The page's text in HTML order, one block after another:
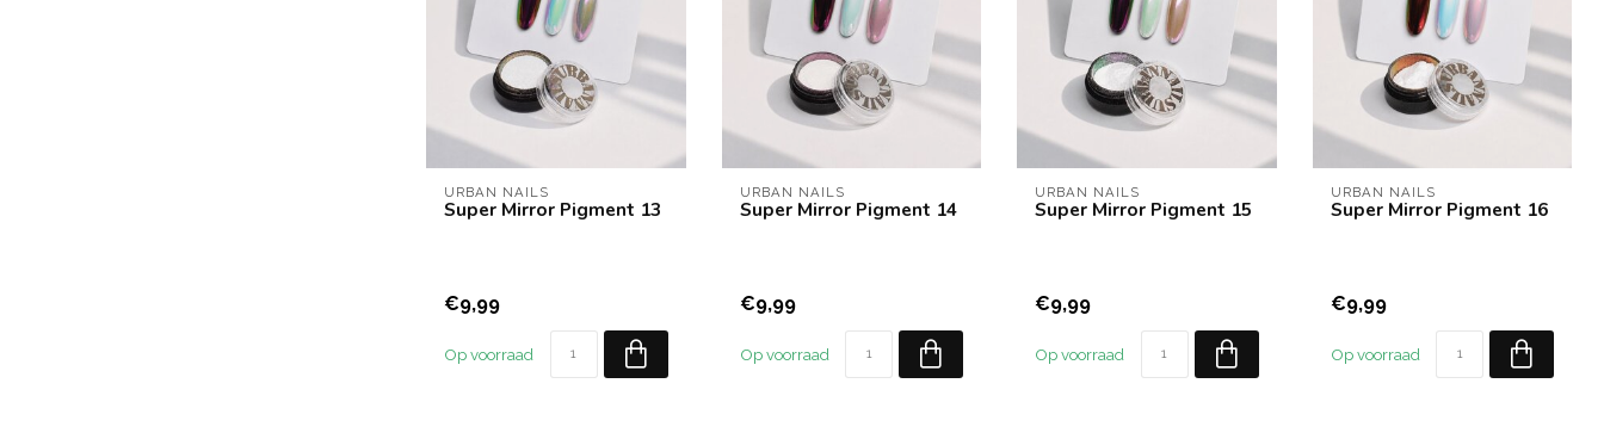
URBAN NAILS
Super Mirror Pigment 13
€9,99
Op voorraad
URBAN NAILS
Super Mirror Pigment 14
€9,99
Op voorraad
URBAN NAILS
Super Mirror Pigment 15
€9,99
Op voorraad
URBAN NAILS
Super Mirror Pigment 16
€9,99
Op voorraad